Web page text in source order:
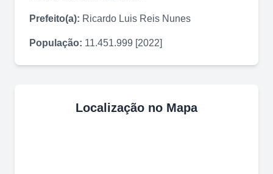
Prefeito(a): Ricardo Luis Reis Nunes
População: 11.451.999 [2022]
Localização no Mapa